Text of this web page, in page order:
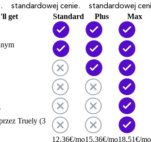
standardowej cenie.
standardowej
get Standard Plus
Max
Truely (3
12,36€/mo15,36€/mo18,51€/mo